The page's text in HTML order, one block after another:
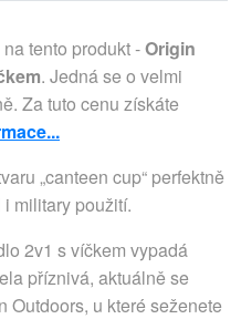
tento produkt -Origin
. Jedná se o velmi
Za tuto cenu získáte
„canteen cup“ perfektně
military použití.
2v1 s víčkem vypadá
příznivá, aktuálně se
Outdoors, u které seženete